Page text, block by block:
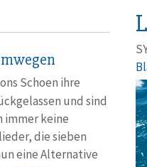
Schoen ihre
und sind
immer keine
die sieben
eine Alternative